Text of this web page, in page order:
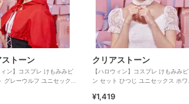
ストーン
ィン】コスプレ けもみみピ
グレーウルフ ユニセックス
クリアストーン
【ハロウィン】コスプレ けもみみピ
ン セット ひつじ ユニセックス ホワ
¥1,419